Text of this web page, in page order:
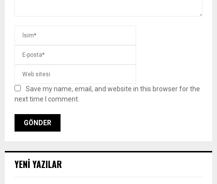
Save my name, email, and website in this browser for the
next time I comment.
YENI YAZILAR